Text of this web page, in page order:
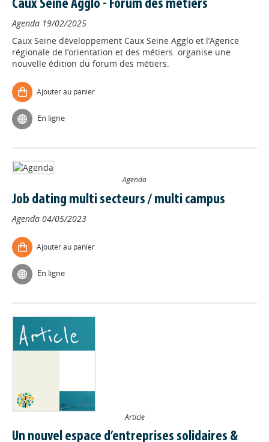
Caux Seine Agglo - Forum des métiers
Agenda 19/02/2025
Caux Seine développement Caux Seine Agglo et l’Agence
régionale de l’orientation et des métiers. organise une
nouvelle édition du forum des métiers.
Ajouter au panier
En ligne
Agenda
Job dating multi secteurs / multi campus
Agenda 04/05/2023
Ajouter au panier
En ligne
Article
Un nouvel espace d’entreprises solidaires &